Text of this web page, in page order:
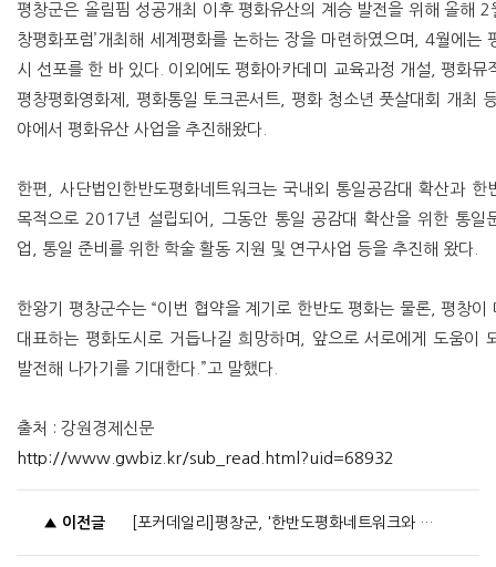
평창군은 올림핌 성공개최 이후 평화유산의 계승 발전을 위해 올해 2
창평화포럼’개최해 세계평화를 논하는 장을 마련하였으며, 4월에는
시 선포를 한 바 있다. 이외에도 평화아카데미 교육과정 개설, 평화뮤
평창평화영화제, 평화통일 토크콘서트, 평화 청소년 풋살대회 개최
야에서 평화유산 사업을 추진해왔다.
한편, 사단법인한반도평화네트워크는 국내외 통일공감대 확산과 한
목적으로 2017년 설립되어, 그동안 통일 공감대 확산을 위한 통일
업, 통일 준비를 위한 학술 활동 지원 및 연구사업 등을 추진해 왔다.
한왕기 평창군수는 “이번 협약을 계기로 한반도 평화는 물론, 평창이
대표하는 평화도시로 거듭나길 희망하며, 앞으로 서로에게 도움이
발전해 나가기를 기대한다.”고 말했다.
출처 : 강원경제신문
http://www.gwbiz.kr/sub_read.html?uid=68932
▲ 이전글 [포커데일리]평창군, '한반도평화네트워크와 업무협약' 체결